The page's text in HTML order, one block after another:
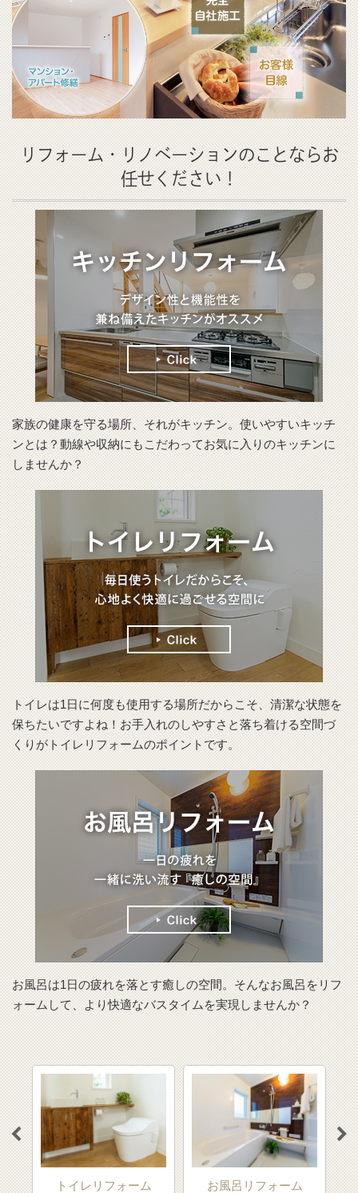
リフォーム・リノベーションのことならお
任せください！
家族の健康を守る場所、それがキッチン。使いやすいキッチ
ンとは？動線や収納にもこだわってお気に入りのキッチンに
しませんか？
トイレは1日に何度も使用する場所だからこそ、清潔な状態を
保ちたいですよね！お手入れのしやすさと落ち着ける空間づ
くりがトイレリフォームのポイントです。
お風呂は1日の疲れを落とす癒しの空間。そんなお風呂をリフ
ォームして、より快適なバスタイムを実現しませんか？
トイレリフォーム お風呂リフォーム